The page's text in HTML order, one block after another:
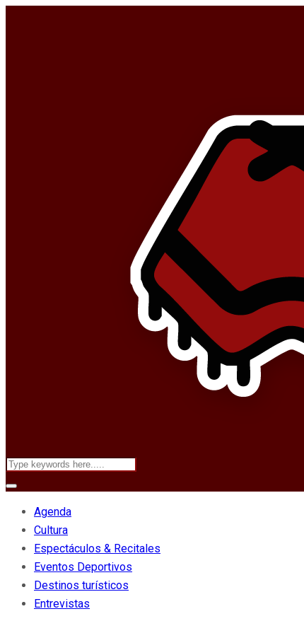
Agenda
Cultura
Espectáculos & Recitales
Eventos Deportivos
Destinos turísticos
Entrevistas